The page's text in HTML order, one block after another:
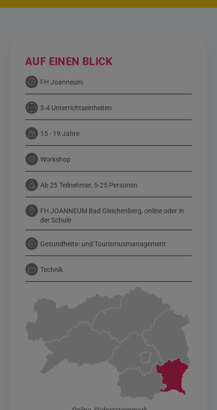
AUF EINEN BLICK
FH Joanneum
3-4 Unterrichtseinheiten
15 - 19 Jahre
Workshop
Ab 25 Teilnehmer, 5-25 Personen
FH JOANNEUM Bad Gleichenberg, online oder in
der Schule
Gesundheits- und Tourismusmanagement
Technik